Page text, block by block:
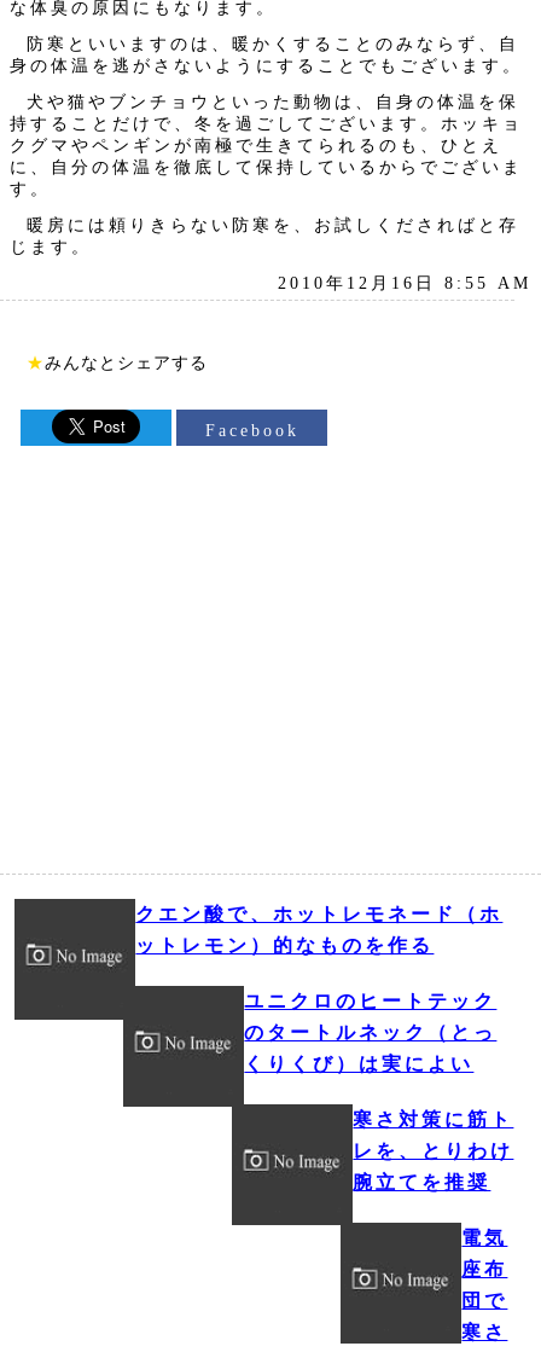
な体臭の原因にもなります。
防寒といいますのは、暖かくすることのみならず、自
身の体温を逃がさないようにすることでもございます。
犬や猫やブンチョウといった動物は、自身の体温を保
持することだけで、冬を過ごしてございます。ホッキョ
クグマやペンギンが南極で生きてられるのも、ひとえ
に、自分の体温を徹底して保持しているからでございま
す。
暖房には頼りきらない防寒を、お試しくださればと存
じます。
2010年12月16日 8:55 AM
★みんなとシェアする
Facebook
クエン酸で、ホットレモネード（ホ
ットレモン）的なものを作る
ユニクロのヒートテック
のタートルネック（とっ
くりくび）は実によい
寒さ対策に筋ト
レを、とりわけ
腕立てを推奨
電気
座布
団で
寒さ